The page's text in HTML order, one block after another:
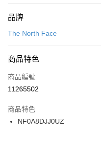
台灣樂天信用卡公司
【關於「AFTEE先享後付」】
便利好安心！
３．安心：先確認商品／服務後，
【「AFTEE先享後付」結帳流程】
１．於結帳方式選擇「AFTEE先
２．訂單成立數日內，您將收到繳
３．收到繳費通知簡訊後14天內
ATM／網路銀行／等多元方式進行
運送方式
每筆NT$100，滿NT$1,500(含
宅配
每筆NT$100，滿NT$1,500(含
付款後門市自取
每筆NT$100，滿NT$1,500(含
品牌
The North Face
商品特色
商品編號
11265502
商品特色
NF0A8DJJ0UZ